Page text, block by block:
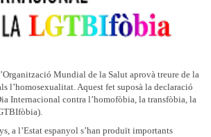
Mundial de la Salut aprovà treure de la
l’homosexualitat. Aquest fet suposà la declaració
Internacional contra l’homofòbia, la transfòbia, la
a l’Estat espanyol s’han produït importants